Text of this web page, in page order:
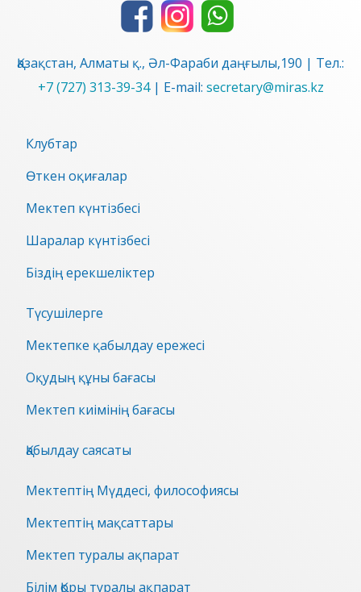
Қазақстан, Алматы қ., Әл-Фараби даңғылы,190 | Тел.:
+7 (727) 313-39-34| E-mail: secretary@miras.kz
Клубтар
Өткен оқиғалар
Мектеп күнтізбесі
Шаралар күнтізбесі
Біздің ерекшеліктер
Түсушілерге
Мектепке қабылдау ережесі
Оқудың құны бағасы
Мектеп киімінің бағасы
Қабылдау саясаты
Мектептің Мүддесі, философиясы
Мектептің мақсаттары
Мектеп туралы ақпарат
Білім Қоры туралы ақпарат